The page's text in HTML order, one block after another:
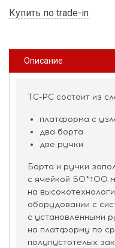
Купить по trade-in
Описание
ТС-РС состоит из
платформа с
два борта
две ручки
Борта и ручки
с ячейкой 50*100
на
оборудовании с
с установленными
на платформу по
полупустотелых